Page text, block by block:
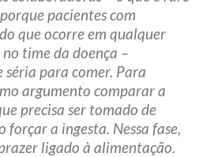
pacientes com
que ocorre em qualquer
time da doença –
para comer. Para
argumento comparar a
precisa ser tomado de
forçar a ingesta. Nessa fase,
ligado à alimentação.